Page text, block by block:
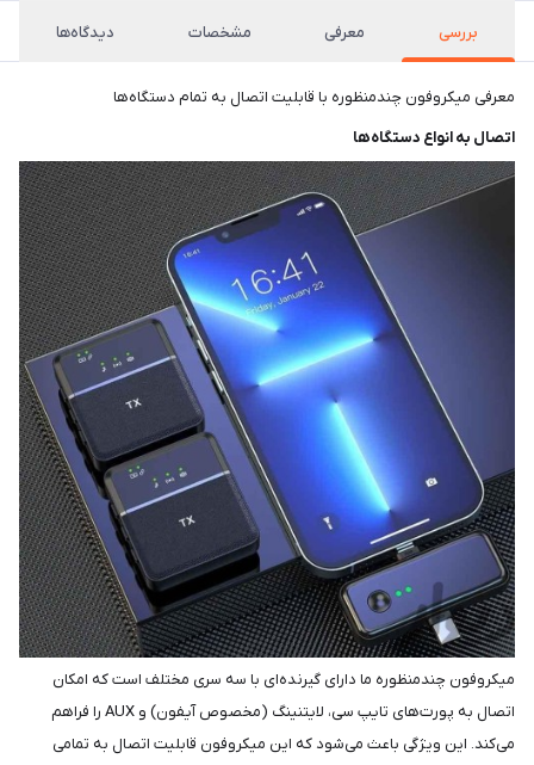
بررسی معرفی مشخصات دیدگاه‌ها
معرفی میکروفون چندمنظوره با قابلیت اتصال به تمام دستگاه‌ها
اتصال به انواع دستگاه‌ها
میکروفون چندمنظوره ما دارای گیرنده‌ای با سه سری مختلف است که امکان
اتصال به پورت‌های تایپ سی، لایتنینگ (مخصوص آیفون) و AUX را فراهم
می‌کند. این ویژگی باعث می‌شود که این میکروفون قابلیت اتصال به تمامی